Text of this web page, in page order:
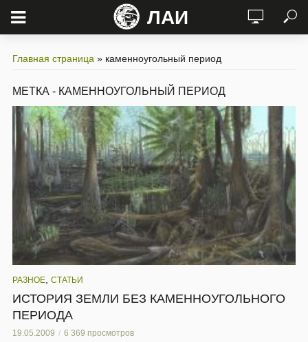
ЛАИ
Главная страница » каменноугольный период
МЕТКА - КАМЕННОУГОЛЬНЫЙ ПЕРИОД
РАЗНОЕ СТАТЬИ
ИСТОРИЯ ЗЕМЛИ БЕЗ КАМЕННОУГОЛЬНОГО
ПЕРИОДА
19.05.2009 6 369 просмотров